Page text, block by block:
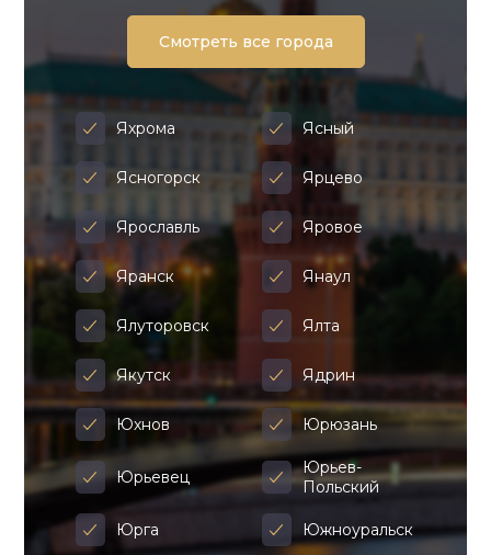
Смотреть все города
Яхрома Ясный
Ясногорск Ярцево
Ярославль Яровое
Яранск Янаул
Ялуторовск Ялта
Якутск Ядрин
Юхнов Юрюзань
Юрьевец
Юрьев-
Польский
Юрга Южноуральск